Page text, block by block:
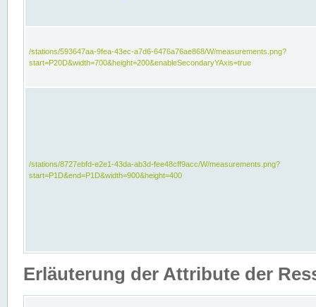
/stations/593647aa-9fea-43ec-a7d6-6476a76ae868/W/measurements.png?
start=P20D&width=700&height=200&enableSecondaryYAxis=true
/stations/8727ebfd-e2e1-43da-ab3d-fee48cff9acc/W/measurements.png?
start=P1D&end=P1D&width=900&height=400
Erläuterung der Attribute der